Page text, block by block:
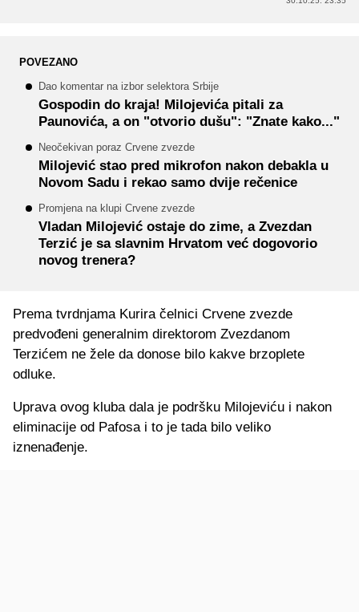
POVEZANO
Dao komentar na izbor selektora Srbije
Gospodin do kraja! Milojevića pitali za
Paunovića, a on "otvorio dušu": "Znate kako..."
Neočekivan poraz Crvene zvezde
Milojević stao pred mikrofon nakon debakla u
Novom Sadu i rekao samo dvije rečenice
Promjena na klupi Crvene zvezde
Vladan Milojević ostaje do zime, a Zvezdan
Terzić je sa slavnim Hrvatom već dogovorio
novog trenera?
Prema tvrdnjama Kurira čelnici Crvene zvezde
predvođeni generalnim direktorom Zvezdanom
Terzićem ne žele da donose bilo kakve brzoplete
odluke.
Uprava ovog kluba dala je podršku Milojeviću i nakon
eliminacije od Pafosa i to je tada bilo veliko
iznenađenje.